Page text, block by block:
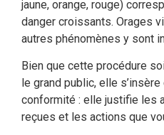
jaune, orange, rouge)
danger croissants. Orages
autres phénomènes y sont
Bien que cette procédure
le grand public, elle
conformité : elle justifie les
reçues et les actions que